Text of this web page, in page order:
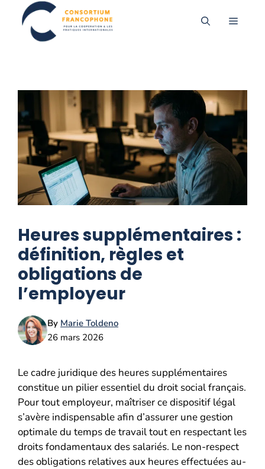
contenu
MENU
Heures supplémentaires :
définition, règles et
obligations de
l’employeur
By Marie Toldeno
26 mars 2026
Le cadre juridique des heures supplémentaires
constitue un pilier essentiel du droit social français.
Pour tout employeur, maîtriser ce dispositif légal
s’avère indispensable afin d’assurer une gestion
optimale du temps de travail tout en respectant les
droits fondamentaux des salariés. Le non-respect
des obligations relatives aux heures effectuées au-